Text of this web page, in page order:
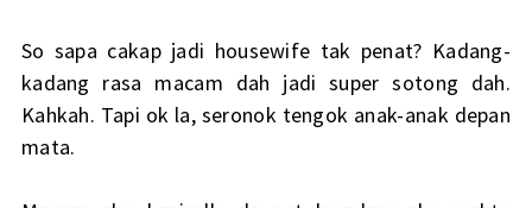
So sapa cakap jadi housewife tak penat? Kadang-
kadang rasa macam dah jadi super sotong dah.
Kahkah. Tapi ok la, seronok tengok anak-anak depan
mata.